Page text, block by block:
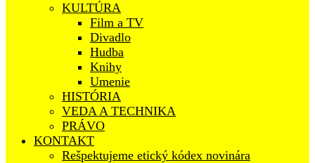
KULTÚRA
Film a TV
Divadlo
Hudba
Knihy
Umenie
HISTÓRIA
VEDA A TECHNIKA
PRÁVO
KONTAKT
Rešpektujeme etický kódex novinára